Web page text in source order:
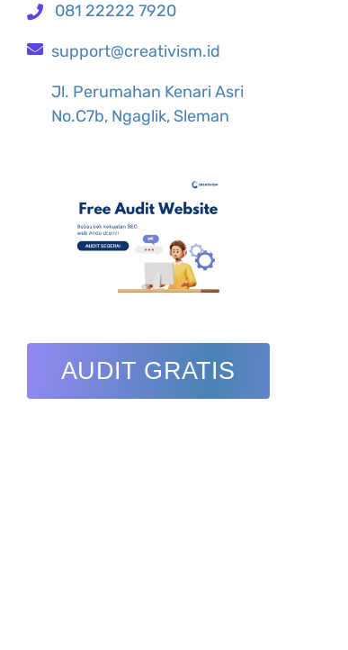
081 22222 7920
support@creativism.id
Jl. Perumahan Kenari Asri
No.C7b, Ngaglik, Sleman
AUDIT GRATIS